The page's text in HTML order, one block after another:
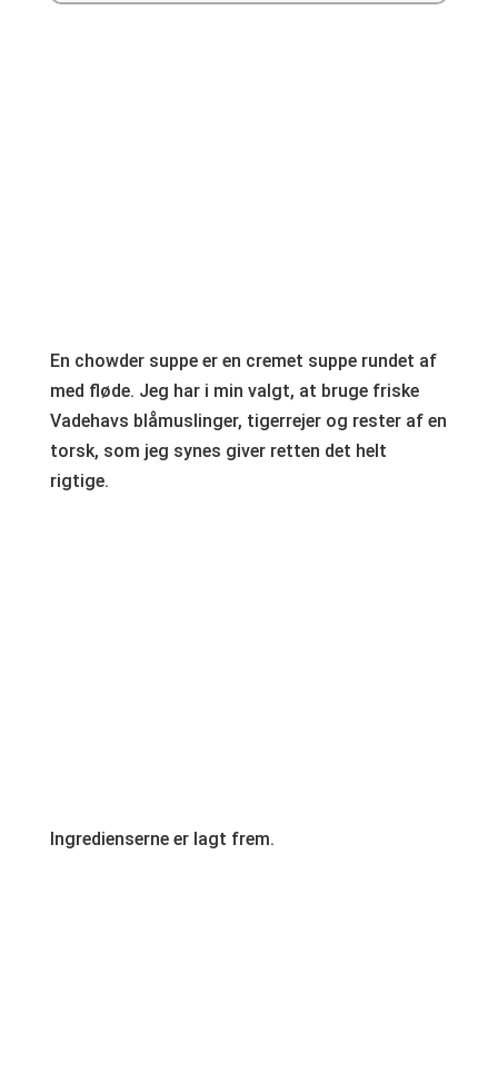
En chowder suppe er en cremet suppe rundet af
med fløde. Jeg har i min valgt, at bruge friske
Vadehavs blåmuslinger, tigerrejer og rester af en
torsk, som jeg synes giver retten det helt
rigtige.
Ingredienserne er lagt frem.